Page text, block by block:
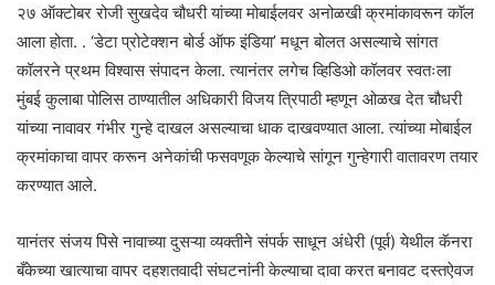
२७ ऑक्टोबर रोजी सुखदेव चौधरी यांच्या मोबाईलवर अनोळखी क्रमांकावरून कॉल
आला होता. . ‘डेटा प्रोटेक्शन बोर्ड ऑफ इंडिया’ मधून बोलत असल्याचे सांगत
कॉलरने प्रथम विश्वास संपादन केला. त्यानंतर लगेच व्हिडिओ कॉलवर स्वतःला
मुंबई कुलाबा पोलिस ठाण्यातील अधिकारी विजय त्रिपाठी म्हणून ओळख देत चौधरी
यांच्या नावावर गंभीर गुन्हे दाखल असल्याचा धाक दाखवण्यात आला. त्यांच्या मोबाईल
क्रमांकाचा वापर करून अनेकांची फसवणूक केल्याचे सांगून गुन्हेगारी वातावरण तयार
करण्यात आले.
यानंतर संजय पिसे नावाच्या दुसऱ्या व्यक्तीने संपर्क साधून अंधेरी (पूर्व) येथील कॅनरा
बँकेच्या खात्याचा वापर दहशतवादी संघटनांनी केल्याचा दावा करत बनावट दस्तऐवज